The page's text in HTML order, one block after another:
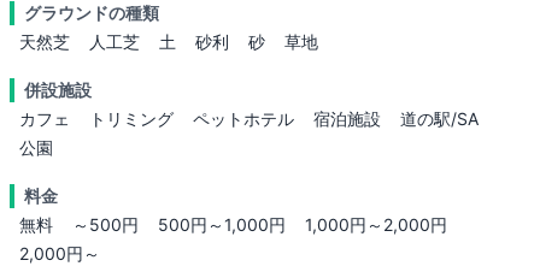
グラウンドの種類
天然芝
人工芝 土 砂利 砂 草地
併設施設
カフェ
トリミング ペットホテル 宿泊施設
道の駅/SA
公園
料金
無料
～500円 500円～1,000円
1,000円～2,000円
2,000円～